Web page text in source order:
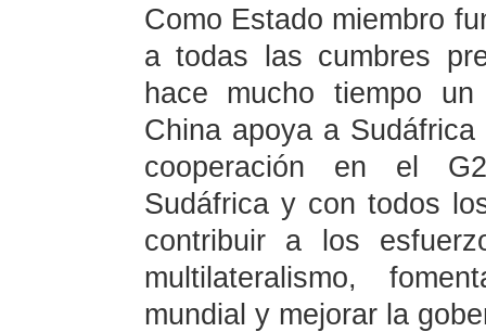
Como Estado miembro
a todas las cumbres
hace mucho tiempo
China apoya a
cooperación en el
Sudáfrica y con todos
contribuir a los
multilateralismo,
mundial y mejorar la